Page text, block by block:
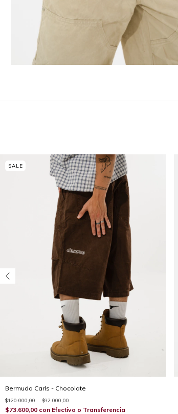
Bermuda Carls - Chocolate
$120.000,00 $92.000,00
$73.600,00 con Efectivo o Transferencia